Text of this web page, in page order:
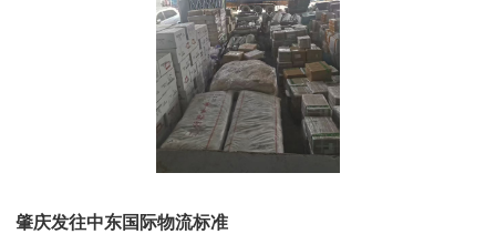
肇庆发往中东国际物流标准